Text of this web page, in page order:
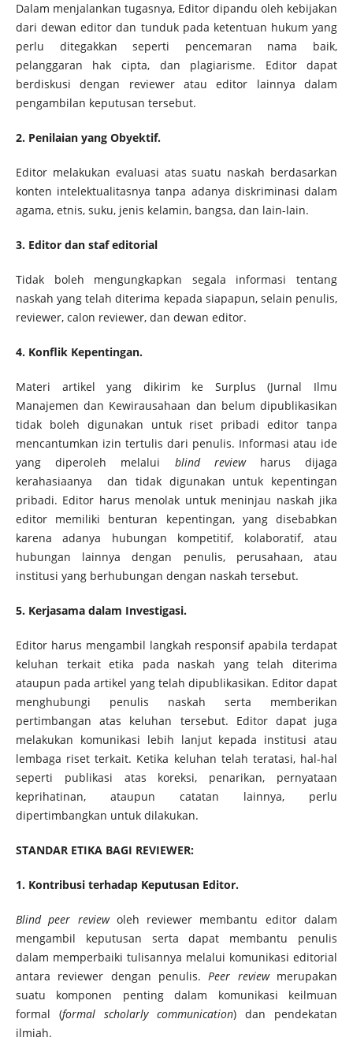
Dalam menjalankan tugasnya, Editor dipandu oleh kebijakan
dari dewan editor dan tunduk pada ketentuan hukum yang
perlu ditegakkan seperti pencemaran nama baik,
pelanggaran hak cipta, dan plagiarisme. Editor dapat
berdiskusi dengan reviewer atau editor lainnya dalam
pengambilan keputusan tersebut.
2. Penilaian yang Obyektif.
Editor melakukan evaluasi atas suatu naskah berdasarkan
konten intelektualitasnya tanpa adanya diskriminasi dalam
agama, etnis, suku, jenis kelamin, bangsa, dan lain-lain.
3. Editor dan staf editorial
Tidak boleh mengungkapkan segala informasi tentang
naskah yang telah diterima kepada siapapun, selain penulis,
reviewer, calon reviewer, dan dewan editor.
4. Konflik Kepentingan.
Materi artikel yang dikirim ke Surplus (Jurnal Ilmu
Manajemen dan Kewirausahaan dan belum dipublikasikan
tidak boleh digunakan untuk riset pribadi editor tanpa
mencantumkan izin tertulis dari penulis. Informasi atau ide
yang diperoleh melalui blind review harus dijaga
kerahasiaanya dan tidak digunakan untuk kepentingan
pribadi. Editor harus menolak untuk meninjau naskah jika
editor memiliki benturan kepentingan, yang disebabkan
karena adanya hubungan kompetitif, kolaboratif, atau
hubungan lainnya dengan penulis, perusahaan, atau
institusi yang berhubungan dengan naskah tersebut.
5. Kerjasama dalam Investigasi.
Editor harus mengambil langkah responsif apabila terdapat
keluhan terkait etika pada naskah yang telah diterima
ataupun pada artikel yang telah dipublikasikan. Editor dapat
menghubungi penulis naskah serta memberikan
pertimbangan atas keluhan tersebut. Editor dapat juga
melakukan komunikasi lebih lanjut kepada institusi atau
lembaga riset terkait. Ketika keluhan telah teratasi, hal-hal
seperti publikasi atas koreksi, penarikan, pernyataan
keprihatinan, ataupun catatan lainnya, perlu
dipertimbangkan untuk dilakukan.
STANDAR ETIKA BAGI REVIEWER:
1. Kontribusi terhadap Keputusan Editor.
Blind peer review oleh reviewer membantu editor dalam
mengambil keputusan serta dapat membantu penulis
dalam memperbaiki tulisannya melalui komunikasi editorial
antara reviewer dengan penulis.Peer reviewmerupakan
suatu komponen penting dalam komunikasi keilmuan
formal (formal scholarly communication) dan pendekatan
ilmiah.